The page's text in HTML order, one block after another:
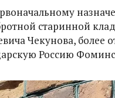
старинной
Чекунова, более
Россию